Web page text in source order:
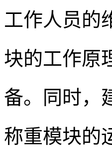
工作人员的
块的工作原
备。同时，
称重模块的